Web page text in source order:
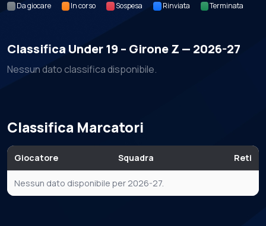
Da giocare In corso Sospesa Rinviata Terminata
Classifica Under 19 – Girone Z — 2026-27
Nessun dato classifica disponibile.
Classifica Marcatori
Giocatore Squadra Reti
Nessun dato disponibile per 2026-27.